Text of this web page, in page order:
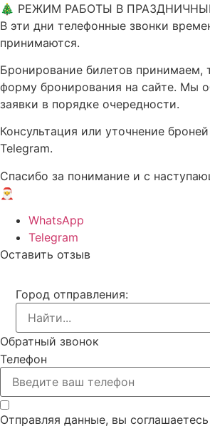
🎄 РЕЖИМ РАБОТЫ В
В эти дни телефонные звонки
принимаются.
Бронирование билетов принимаем,
форму бронирования на сайте. Мы
заявки в порядке очередности.
Консультация или уточнение
Telegram.
Спасибо за понимание и с
🎅
WhatsApp
Telegram
Оставить отзыв
Город отправления:
Обратный звонок
Телефон
Отправляя данные, вы